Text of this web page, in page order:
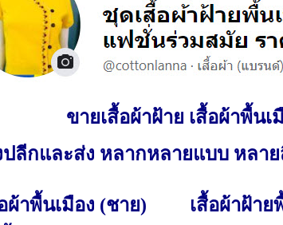
ขายเสื้อผ้าฝ้าย เสื้อผ้าพื้นเ
ลีกและส่ง หลากหลายแบบ หลา
ผ้าพื้นเมือง (ชาย)
เสื้อผ้าฝ้า